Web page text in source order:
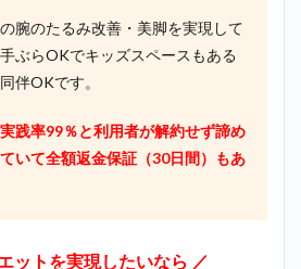
腕のたるみ改善・美脚を実現して
ぶらOKでキッズスペースもある
伴OKです。
践率99％と利用者が解約せず諦め
いて全額返金保証（30日間）もあ
ットを実現したいなら ／